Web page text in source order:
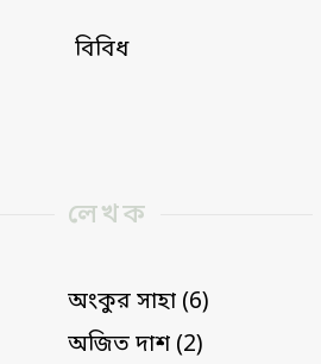
বিবিধ
লেখক
অংকুর সাহা (6)
অজিত দাশ (2)